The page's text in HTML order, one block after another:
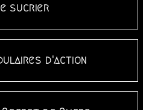
sucrier
d'action